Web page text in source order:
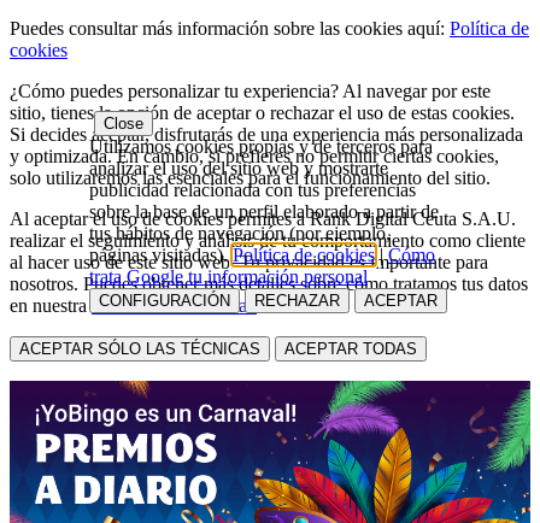
Puedes consultar más información sobre las cookies aquí: Política de
cookies
¿Cómo puedes personalizar tu experiencia? Al navegar por este
sitio, tienes la opción de aceptar o rechazar el uso de estas cookies.
Si decides aceptar, disfrutarás de una experiencia más personalizada
y optimizada. En cambio, si prefieres no permitir ciertas cookies,
solo utilizaremos las esenciales para el funcionamiento del sitio.
Al aceptar el uso de cookies permites a Rank Digital Ceuta S.A.U.
realizar el seguimiento y análisis de tu comportamiento como cliente
al hacer uso de este sitio web. Tu privacidad es importante para
nosotros. Puedes obtener más detalles sobre cómo tratamos tus datos
en nuestra Política de Privacidad
ACEPTAR SÓLO LAS TÉCNICAS ACEPTAR TODAS
Close
Utilizamos cookies propias y de terceros para
analizar el uso del sitio web y mostrarte
publicidad relacionada con tus preferencias
sobre la base de un perfil elaborado a partir de
tus hábitos de navegación (por ejemplo,
páginas visitadas).Política de cookies|Cómo
trata Google tu información personal
CONFIGURACIÓN RECHAZAR ACEPTAR